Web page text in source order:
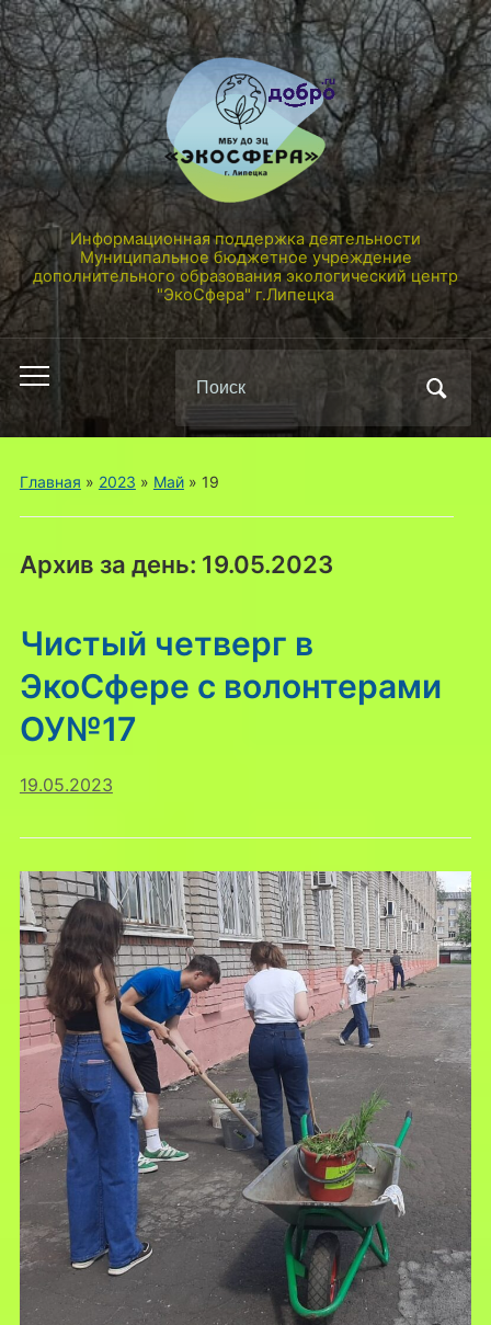
Информационная поддержка деятельности
Муниципальное бюджетное учреждение
дополнительного образования экологический центр
"ЭкоСфера" г.Липецка
Переключить
мобильное
меню
Поиск
по:
Главная » 2023 » Май» 19
Архив за день: 19.05.2023
Чистый четверг в
ЭкоСфере с волонтерами
ОУ№17
19.05.2023